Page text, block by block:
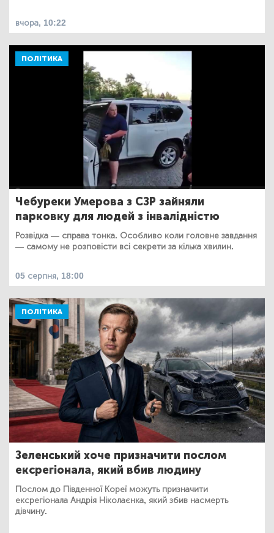
вчора, 10:22
ПОЛІТИКА
Чебуреки Умерова з СЗР зайняли
парковку для людей з інвалідністю
Розвідка — справа тонка. Особливо коли головне завдання
— самому не розповісти всі секрети за кілька хвилин.
05 серпня, 18:00
ПОЛІТИКА
Зеленський хоче призначити послом
ексрегіонала, який вбив людину
Послом до Південної Кореї можуть призначити
ексрегіонала Андрія Ніколаєнка, який збив насмерть
дівчину.